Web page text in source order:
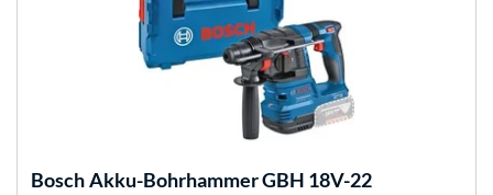
BoschAkku-Bohrhammer GBH 18V-22